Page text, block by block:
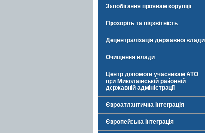
Запобігання проявам корупції
Прозоріть та підзвітність
Децентралізація державної влади
Очищення влади
Центр допомоги учасникам АТО
при Миколаївській районній
державній адміністрації
Євроатлантична інтеграція
Європейська інтеграція